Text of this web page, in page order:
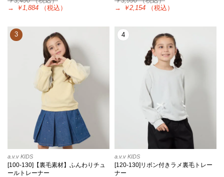
→
￥1,884 （税込）
→
￥2,154 （税込）
3
a.v.v KIDS
[100-130]【裏毛素材】ふんわりチュ
ールトレーナー
4
a.v.v KIDS
[120-130]リボン付きラメ裏毛トレー
ナー